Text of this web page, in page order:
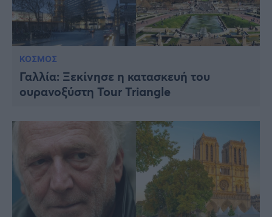
ΚΟΣΜΟΣ
Γαλλία: Ξεκίνησε η κατασκευή του
ουρανοξύστη Tour Triangle